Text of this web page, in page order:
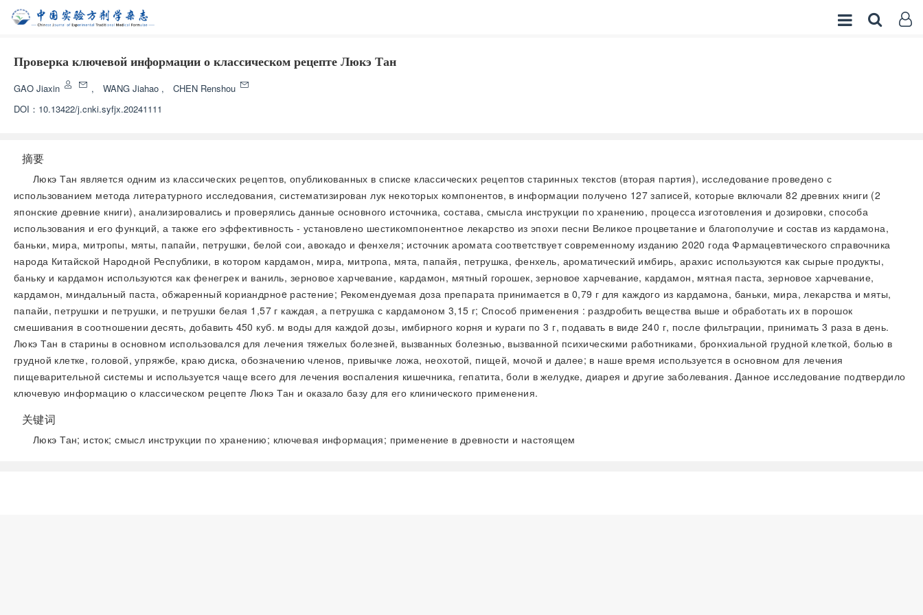
Проверка ключевой информации о классическом рецепте Люкэ Тан
GAO Jiaxin , WANG Jiahao ,
CHEN Renshou
DOI： 10.13422/j.cnki.syfjx.20241111
摘要
Люкэ Тан является одним из классических рецептов, опубликованных в списке классических рецептов старинных текстов (вторая партия), исследование проведено с
использованием метода литературного исследования, систематизирован лук некоторых компонентов, в информации получено 127 записей, которые включали 82 древних книги (2
японские древние книги), анализировались и проверялись данные основного источника, состава, смысла инструкции по хранению, процесса изготовления и дозировки, способа
использования и его функций, а также его эффективность - установлено шестикомпонентное лекарство из эпохи песни Великое процветание и благополучие и состав из кардамона,
баньки, мира, митропы, мяты, папайи, петрушки, белой сои, авокадо и фенхеля; источник аромата соответствует современному изданию 2020 года Фармацевтического справочника
народа Китайской Народной Республики, в котором кардамон, мира, митропа, мята, папайя, петрушка, фенхель, ароматический имбирь, арахис используются как сырые продукты,
баньку и кардамон используются как фенегрек и ваниль, зерновое харчевание, кардамон, мятный горошек, зерновое харчевание, кардамон, мятная паста, зерновое харчевание,
кардамон, миндальный паста, обжаренный кориандрноe растение; Рекомендуемая доза препарата принимается в 0,79 г для каждого из кардамона, баньки, мира, лекарства и мяты,
папайи, петрушки и петрушки, и петрушки белая 1,57 г каждая, а петрушка с кардамоном 3,15 г; Способ применения : раздробить вещества выше и обработать их в порошок
смешивания в соотношении десять, добавить 450 куб. м воды для каждой дозы, имбирного корня и кураги по 3 г, подавать в виде 240 г, после фильтрации, принимать 3 раза в день.
Люкэ Тан в старины в основном использовался для лечения тяжелых болезней, вызванных болезнью, вызванной психическими работниками, бронхиальной грудной клеткой, болью в
грудной клетке, головой, упряжбе, краю диска, обозначению членов, привычке ложа, неохотой, пищей, мочой и далее; в наше время используется в основном для лечения
пищеварительной системы и используется чаще всего для лечения воспаления кишечника, гепатита, боли в желудке, диарея и другие заболевания. Данное исследование подтвердило
ключевую информацию о классическом рецепте Люкэ Тан и оказало базу для его клинического применения.
关键词
Люкэ Тан; исток; смысл инструкции по хранению; ключевая информация; применение в древности и настоящем